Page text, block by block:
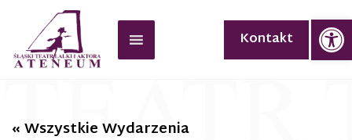
Kontakt
« Wszystkie Wydarzenia